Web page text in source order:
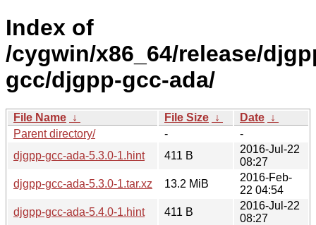
Index of
/cygwin/x86_64/release/
gcc/djgpp-gcc-ada/
File Name ↓ File Size ↓ Date ↓
Parent directory/
-
-
djgpp-gcc-ada-5.3.0-1.hint
411 B
2016-Jul-22
08:27
djgpp-gcc-ada-5.3.0-1.tar.xz
13.2 MiB
2016-Feb-
22 04:54
djgpp-gcc-ada-5.4.0-1.hint
411 B
2016-Jul-22
08:27